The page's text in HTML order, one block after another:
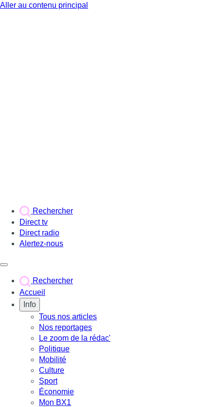
Aller au contenu principal
Rechercher
Direct tv
Direct radio
Alertez-nous
Rechercher
Accueil
Info
Tous nos articles
Nos reportages
Le zoom de la rédac'
Politique
Mobilité
Culture
Sport
Économie
Mon BX1